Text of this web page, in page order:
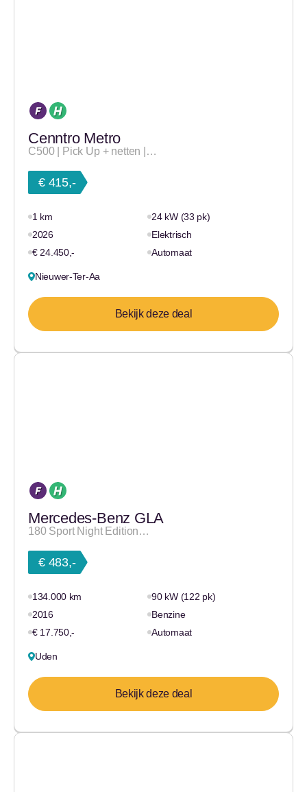
Cenntro Metro
C500 | Pick Up + netten |…
€ 415,-
1 km
24 kW (33 pk)
2026
Elektrisch
€ 24.450,-
Automaat
Nieuwer-Ter-Aa
Bekijk deze deal
Mercedes-Benz GLA
180 Sport Night Edition…
€ 483,-
134.000 km
90 kW (122 pk)
2016
Benzine
€ 17.750,-
Automaat
Uden
Bekijk deze deal